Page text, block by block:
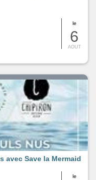
le
6
AOUT
le
avec Save la Mermaid